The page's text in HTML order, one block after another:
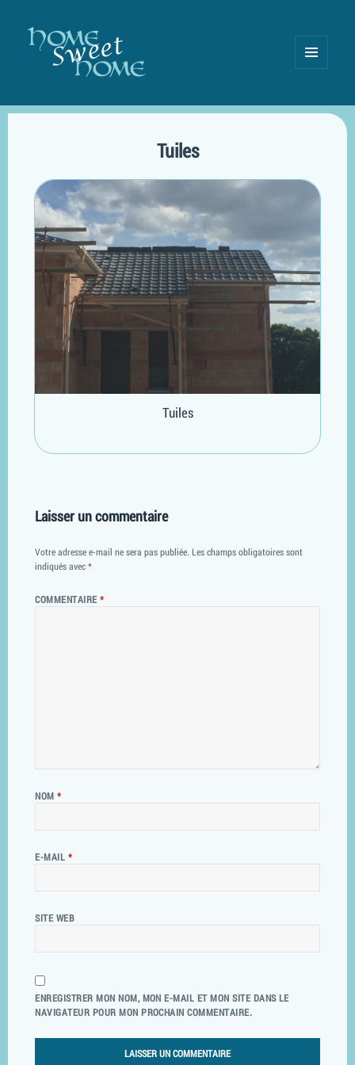
Tuiles
Tuiles
Laisser un commentaire
Votre adresse e-mail ne sera pas publiée. Les champs obligatoires sont
indiqués avec*
COMMENTAIRE*
NOM*
E-MAIL *
SITE WEB
ENREGISTRER MON NOM, MON E-MAIL ET MON SITE DANS LE
NAVIGATEUR POUR MON PROCHAIN COMMENTAIRE.